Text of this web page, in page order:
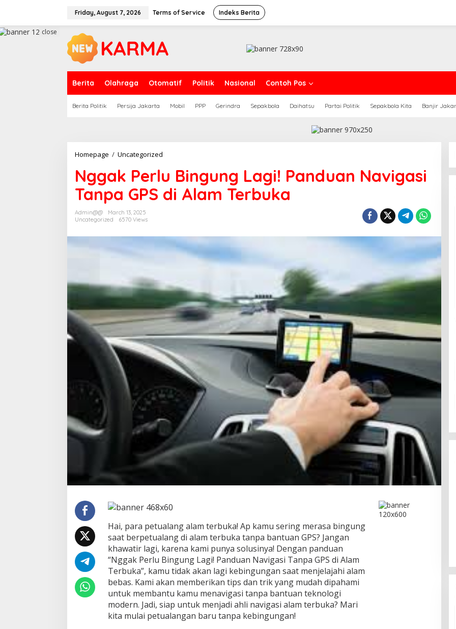
Friday, August 7, 2026 Terms of Service Indeks Berita
Berita Olahraga Otomatif Politik Nasional Contoh Pos
Berita Politik Persija Jakarta Mobil PPP Gerindra Sepakbola Daihatsu Partai Politik Sepakbola Kita Banjir
close
Homepage / Uncategorized
Bingung
Lagi!
Panduan
Navigasi
Alam
Terbuka
Nggak Perlu Bingung Lagi! Panduan Navigasi
Tanpa GPS di Alam Terbuka
Admin@@
March 13, 2025
Uncategorized
6570 Views
Hai, para petualang alam terbuka! Ap kamu sering merasa bingung
saat berpetualang di alam terbuka tanpa bantuan GPS? Jangan
khawatir lagi, karena kami punya solusinya! Dengan panduan
“Nggak Perlu Bingung Lagi! Panduan Navigasi Tanpa GPS di Alam
Terbuka”, kamu tidak akan lagi kebingungan saat menjelajahi alam
bebas. Kami akan memberikan tips dan trik yang mudah dipahami
untuk membantu kamu menavigasi tanpa bantuan teknologi
modern. Jadi, siap untuk menjadi ahli navigasi alam terbuka? Mari
kita mulai petualangan baru tanpa kebingungan!
Fajar/Fikri Juara China Open 2025
dan Rayakan
In Berita, News, Politik August 29, 2025